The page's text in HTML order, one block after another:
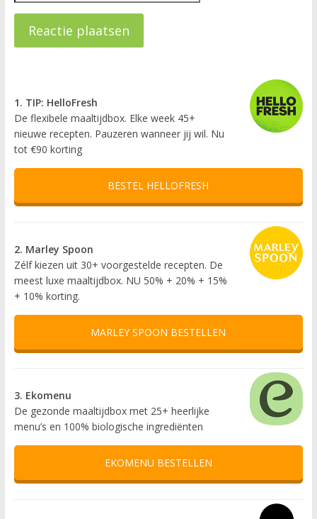
1. TIP: HelloFresh
De flexibele maaltijdbox. Elke week 45+
nieuwe recepten. Pauzeren wanneer jij wil. Nu
tot €90 korting
BESTEL HELLOFRESH
2. Marley Spoon
Zélf kiezen uit 30+ voorgestelde recepten. De
meest luxe maaltijdbox. NU 50% + 20% + 15%
+ 10% korting.
MARLEY SPOON BESTELLEN
3. Ekomenu
De gezonde maaltijdbox met 25+ heerlijke
menu’s en 100% biologische ingrediënten
EKOMENU BESTELLEN